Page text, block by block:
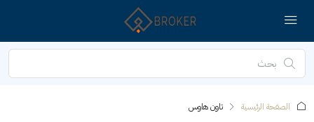
الصفحة الرئيسية تاون هاوس